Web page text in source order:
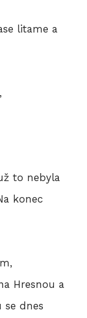
litame a
to nebyla
konec
Hresnou a
dnes